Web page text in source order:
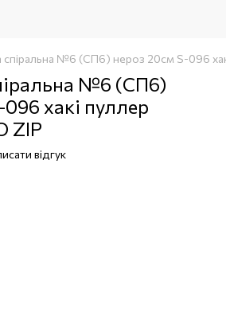
спіральна №6 (СП6) нероз 20см S-096
№6 (СП6)
хакі пуллер
ZIP
відгук